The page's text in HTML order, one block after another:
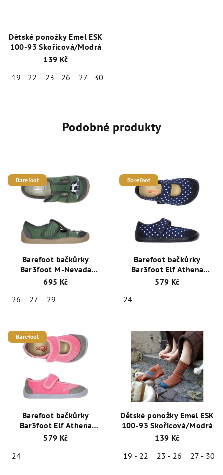
Dětské ponožky Emel ESK
100-93 Skořicová/Modrá
139 Kč
19 - 22
23 - 26 27 - 30
Podobné produkty
Barefoot
Barefoot bačkůrky
Bar3foot M-Nevada
3BS3/34 Zelená
695 Kč
26
27 29
Barefoot
Barefoot bačkůrky
Bar3foot Elf Athena
3BE2/5 - puntík
579 Kč
24
Barefoot
Barefoot bačkůrky
Bar3foot Elf Athena
3BE2/2 - Růžová
579 Kč
24
Dětské ponožky Emel ESK
100-93 Skořicová/Modrá
139 Kč
19 - 22
23 - 26 27 - 30